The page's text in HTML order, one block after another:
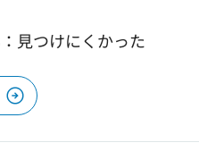
見つけにくかった